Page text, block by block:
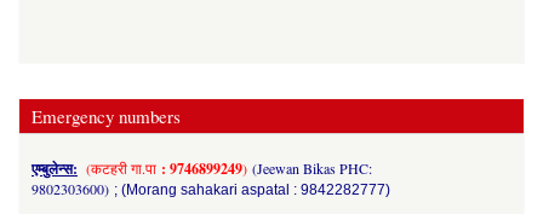
Emergency numbers
एम्बुलेन्स: (कटहरी गा.पा : 9746899249) (Jeewan Bikas PHC:
9802303600) ; (Morang sahakari aspatal : 9842282777)